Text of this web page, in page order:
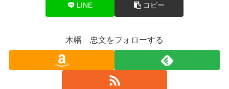
LINE コピー
木幡 忠文をフォローする